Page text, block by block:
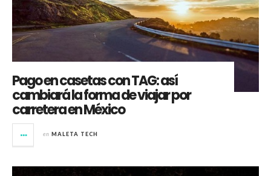
Pago en casetas con TAG: así
cambiará la forma de viajar por
carretera en México
en MALETA TECH